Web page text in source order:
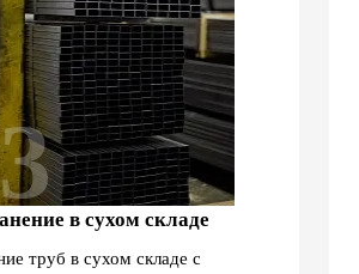
в сухом складе
труб в сухом складе с